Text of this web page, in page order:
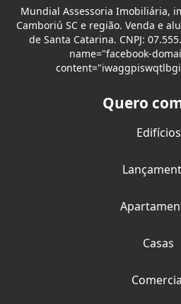
Mundial Assessoria Imobiliária,
Camboriú SC e região. Venda e
de Santa Catarina. CNPJ:
name="facebook-
Quero
Edifícios
Casas